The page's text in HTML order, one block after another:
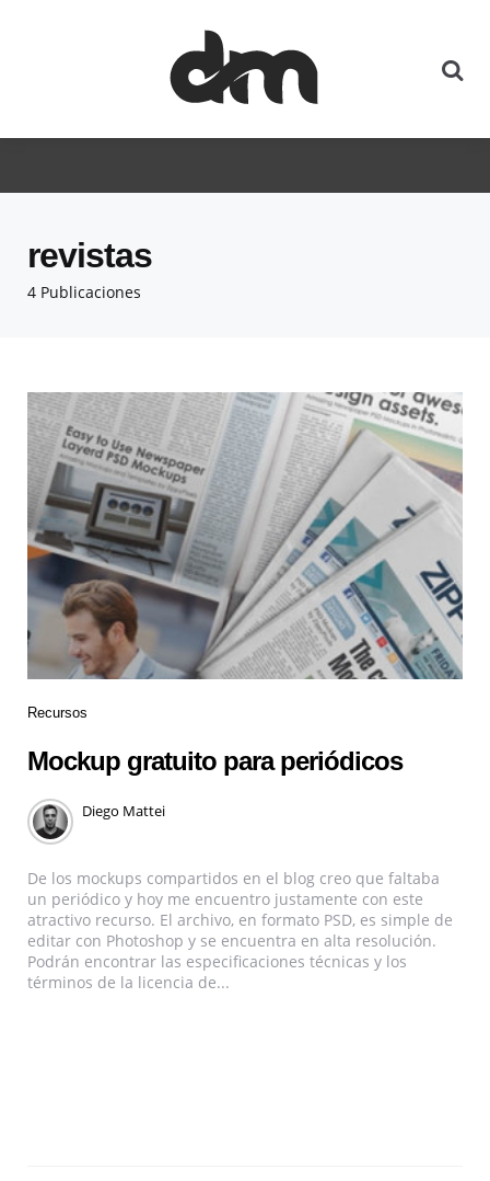
4 Publicaciones
revistas
Recursos
Mockup gratuito para periódicos
Diego Mattei
De los mockups compartidos en el blog creo que faltaba
un periódico y hoy me encuentro justamente con este
atractivo recurso. El archivo, en formato PSD, es simple de
editar con Photoshop y se encuentra en alta resolución.
Podrán encontrar las especificaciones técnicas y los
términos de la licencia de...